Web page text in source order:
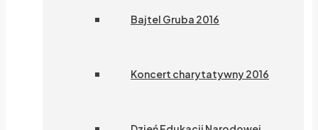
Bajtel Gruba 2016
Koncert charytatywny 2016